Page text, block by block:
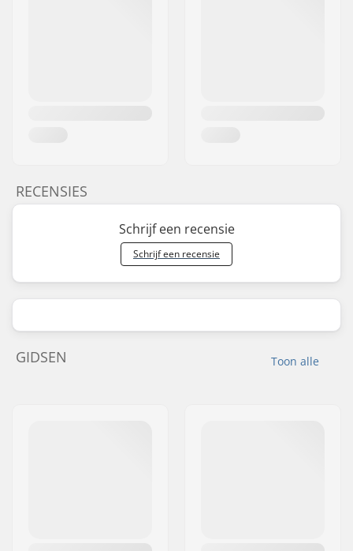
RECENSIES
Schrijf een recensie
Schrijf een recensie
Toon alle
GIDSEN